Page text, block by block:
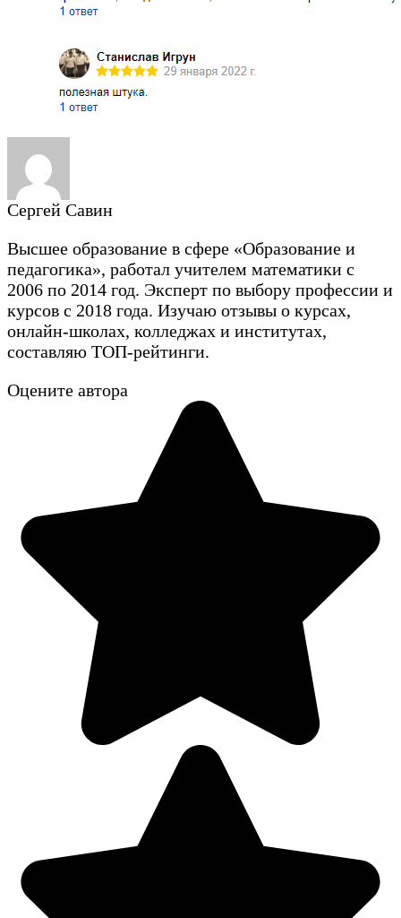
Сергей Савин
Высшее образование в сфере «Образование и
педагогика», работал учителем математики с
2006 по 2014 год. Эксперт по выбору профессии и
курсов с 2018 года. Изучаю отзывы о курсах,
онлайн-школах, колледжах и институтах,
составляю ТОП-рейтинги.
Оцените автора